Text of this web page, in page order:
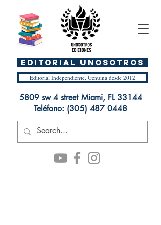
Editorial Independiente. Genuina desde 2012
5809 sw 4 street Miami, FL 33144
Teléfono: (305) 487 0448
EDITORIAL UnosOtros